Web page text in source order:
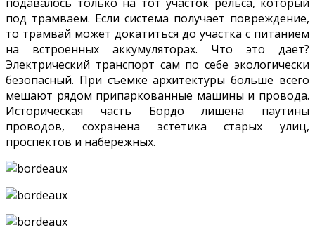
под трамваем. Если система получает повреждение,
то трамвай может докатиться до участка с питанием
на встроенных аккумуляторах. Что это дает?
Электрический транспорт сам по себе экологически
безопасный. При съемке архитектуры больше всего
мешают рядом припаркованные машины и провода.
Историческая часть Бордо лишена паутины
проводов, сохранена эстетика старых улиц,
проспектов и набережных.